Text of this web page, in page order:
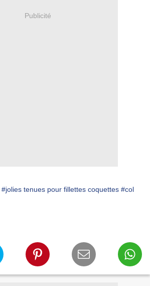
Publicité
#jolies tenues pour fillettes coquettes #col